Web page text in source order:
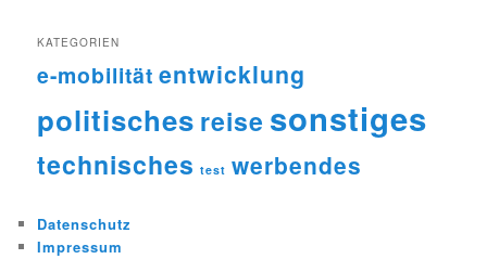
KATEGORIEN
e-mobilität entwicklung
politisches reise sonstiges
technisches test werbendes
Datenschutz
Impressum